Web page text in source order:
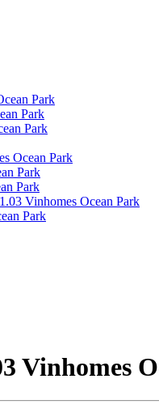
Park
Park
Park
Ocean Park
Park
Park
Vinhomes Ocean Park
Park
Vinhomes